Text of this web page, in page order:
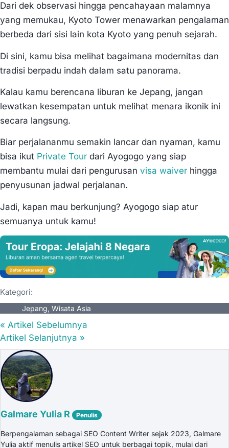
Dari dek observasi hingga pencahayaan malamnya
yang memukau, Kyoto Tower menawarkan pengalaman
berbeda dari sisi lain kota Kyoto yang penuh sejarah.
Di sini, kamu bisa melihat bagaimana modernitas dan
tradisi berpadu indah dalam satu panorama.
Kalau kamu berencana liburan ke Jepang, jangan
lewatkan kesempatan untuk melihat menara ikonik ini
secara langsung.
Biar perjalananmu semakin lancar dan nyaman, kamu
bisa ikut Private Tour dari Ayogogo yang siap
membantu mulai dari pengurusan visa waiver hingga
penyusunan jadwal perjalanan.
Jadi, kapan mau berkunjung? Ayogogo siap atur
semuanya untuk kamu!
Kategori:
Jepang, Wisata Asia
« Artikel Sebelumnya
Artikel Selanjutnya »
Galmare Yulia R Penulis
Berpengalaman sebagai SEO Content Writer sejak 2023, Galmare
Yulia aktif menulis artikel SEO untuk berbagai topik, mulai dari